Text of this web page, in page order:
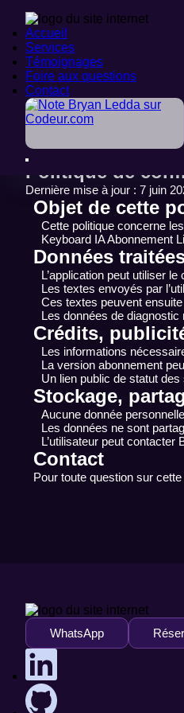
Accueil
Services
Témoignages
Foire aux questions
Contact
Accueil
Services
Témoignages
Foire aux questions
ContactAccueil
>
Politique de confidentialité
>
Politique de
Dernière mise à jour : 7 juin
Objet de cette
Cette politique concerne
Keyboard IA Abonnement
Données
L’application peut utiliser
Les textes envoyés par
Ces textes peuvent
Les données de
Crédits,
Les informations
La version abonnement
Un lien public de statut
Stockage,
Aucune donnée
Les données ne sont
L’utilisateur peut
Contact
Pour toute question sur
WhatsApp